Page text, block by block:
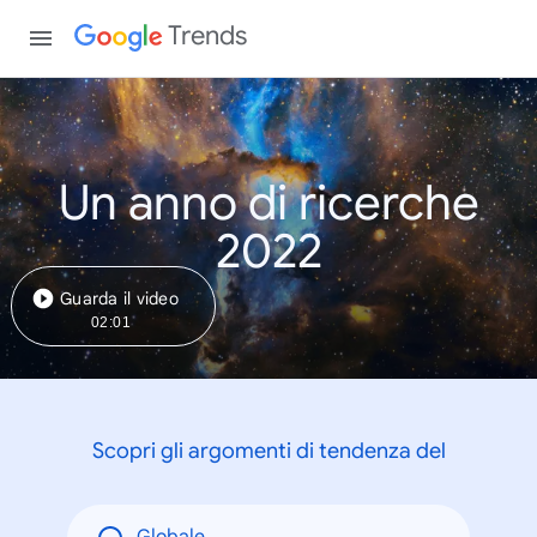
Trends
Un anno di ricerche
2022
Guarda il video
02:01
Scopri gli argomenti di tendenza del